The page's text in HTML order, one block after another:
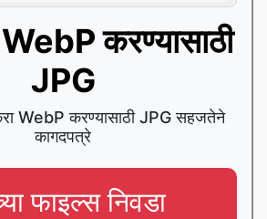
करण्यासाठी
JPG
WebP करण्यासाठी JPG सहजतेने
कागदपत्रे
फाइल्स निवडा